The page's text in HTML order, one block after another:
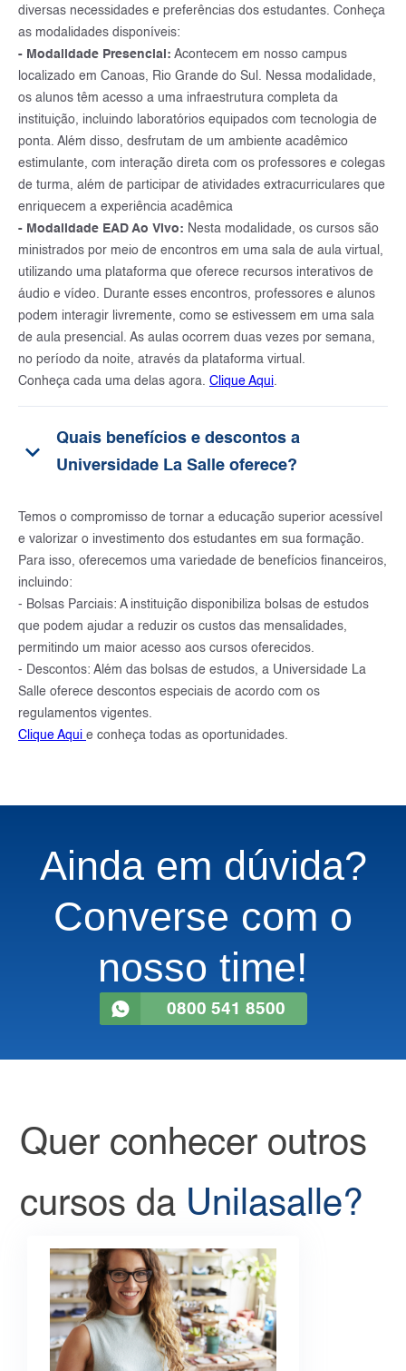
diversas necessidades e preferências dos estudantes. Conheça
as modalidades disponíveis:
- Modalidade Presencial: Acontecem em nosso campus
localizado em Canoas, Rio Grande do Sul. Nessa modalidade,
os alunos têm acesso a uma infraestrutura completa da
instituição, incluindo laboratórios equipados com tecnologia de
ponta. Além disso, desfrutam de um ambiente acadêmico
estimulante, com interação direta com os professores e colegas
de turma, além de participar de atividades extracurriculares que
enriquecem a experiência acadêmica
- Modalidade EAD Ao Vivo: Nesta modalidade, os cursos são
ministrados por meio de encontros em uma sala de aula virtual,
utilizando uma plataforma que oferece recursos interativos de
áudio e vídeo. Durante esses encontros, professores e alunos
podem interagir livremente, como se estivessem em uma sala
de aula presencial. As aulas ocorrem duas vezes por semana,
no período da noite, através da plataforma virtual.
Conheça cada uma delas agora. Clique Aqui.
keyboard_arrow_down
Quais benefícios e descontos a
Universidade La Salle oferece?
Temos o compromisso de tornar a educação superior acessível
e valorizar o investimento dos estudantes em sua formação.
Para isso, oferecemos uma variedade de benefícios financeiros,
incluindo:
- Bolsas Parciais: A instituição disponibiliza bolsas de estudos
que podem ajudar a reduzir os custos das mensalidades,
permitindo um maior acesso aos cursos oferecidos.
- Descontos: Além das bolsas de estudos, a Universidade La
Salle oferece descontos especiais de acordo com os
regulamentos vigentes.
Clique Aqui e conheça todas as oportunidades.
Ainda em dúvida?
Converse com o
nosso time!
0800 541 8500
Quer conhecer outros
cursos da Unilasalle?